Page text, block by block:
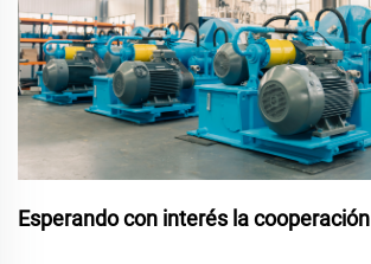
Esperando con interés la cooperación